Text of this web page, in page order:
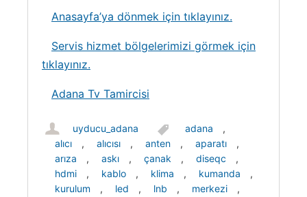
Anasayfa’ya dönmek için tıklayınız.
Servis hizmet bölgelerimizi görmek için
tıklayınız.
Adana Tv Tamircisi
uyducu_adana adana
,
alıcı
, alıcısı , anten , aparatı
,
arıza
, askı , çanak , diseqc
,
hdmi
, kablo , klima , kumanda
,
kurulum
, led , lnb , merkezi
,